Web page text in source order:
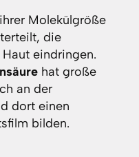
Molekülgröße
die
eindringen.
hat große
an der
dort einen
bilden.